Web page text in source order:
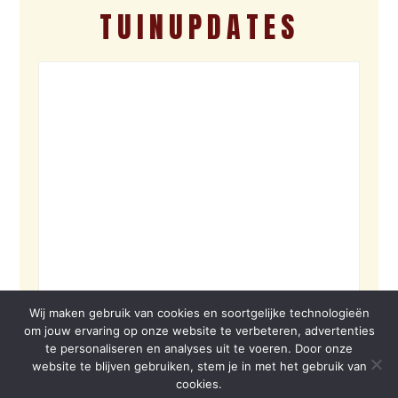
TUINUPDATES
Wij maken gebruik van cookies en soortgelijke technologieën
om jouw ervaring op onze website te verbeteren, advertenties
te personaliseren en analyses uit te voeren. Door onze
website te blijven gebruiken, stem je in met het gebruik van
cookies.